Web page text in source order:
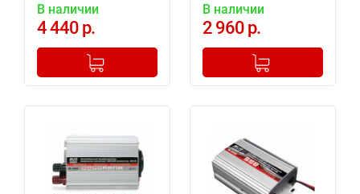
В наличии
4 440 р.
+
Добавлено в корзину
В наличии
2 960 р.
+
Добавлено в корзину